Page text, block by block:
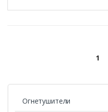
1
Огнетушители